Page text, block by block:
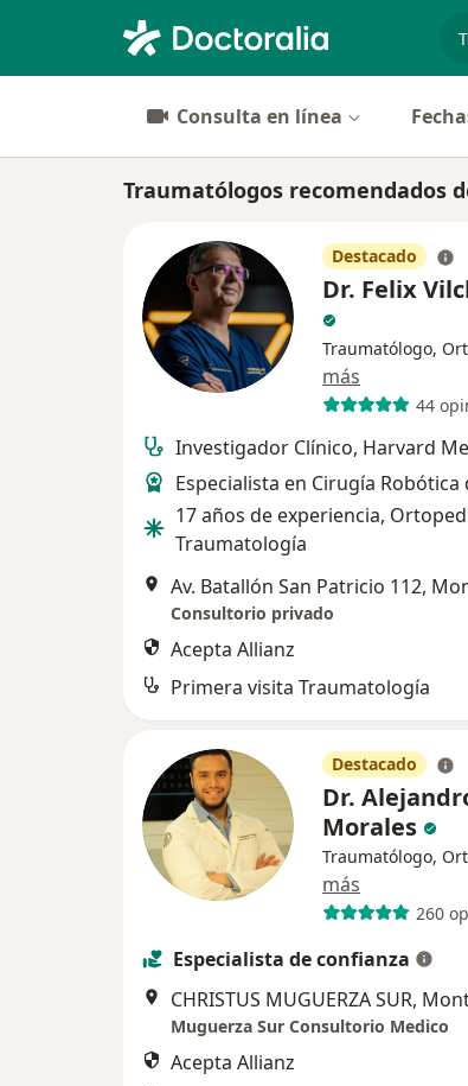
Consulta en línea
Traumatólogos recomendados
Destacado
Dr. Felix
Traumatólogo,
más
44
Investigador Clínico, Harvard
Especialista en Cirugía Robótica
17 años de experiencia,
Traumatología
Av. Batallón San Patricio 112,
Consultorio privado
Acepta Allianz
Primera visita Traumatología
Destacado
Dr.
Morales
Traumatólogo,
más
260
Especialista de confianza
CHRISTUS MUGUERZA SUR,
Muguerza Sur Consultorio Medico
Acepta Allianz